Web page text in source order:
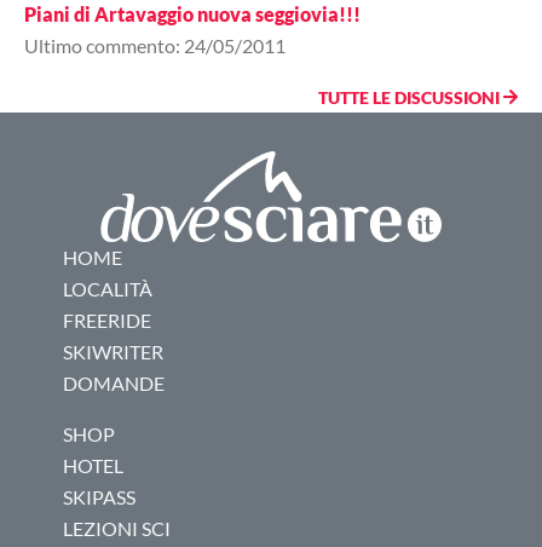
Piani di Artavaggio nuova seggiovia!!!
Ultimo commento: 24/05/2011
TUTTE LE DISCUSSIONI
HOME
LOCALITÀ
FREERIDE
SKIWRITER
DOMANDE
SHOP
HOTEL
SKIPASS
LEZIONI SCI